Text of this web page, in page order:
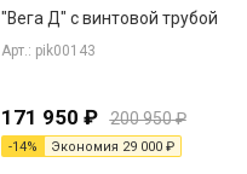
"Вега Д" с винтовой трубой
Арт.: pik00143
171 950 ₽ 200 950₽
-14% Экономия 29 000₽